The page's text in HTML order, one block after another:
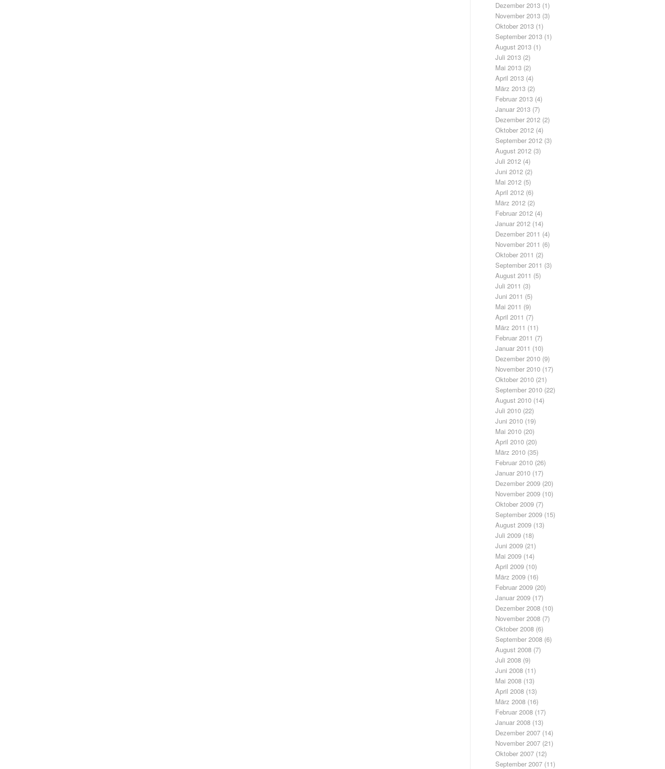
Dezember 2013 (1)
November 2013 (3)
Oktober 2013 (1)
September 2013 (1)
August 2013 (1)
Juli 2013 (2)
Mai 2013 (2)
April 2013 (4)
März 2013 (2)
Februar 2013 (4)
Januar 2013 (7)
Dezember 2012 (2)
Oktober 2012 (4)
September 2012 (3)
August 2012 (3)
Juli 2012 (4)
Juni 2012 (2)
Mai 2012 (5)
April 2012 (6)
März 2012 (2)
Februar 2012 (4)
Januar 2012 (14)
Dezember 2011 (4)
November 2011 (6)
Oktober 2011 (2)
September 2011 (3)
August 2011 (5)
Juli 2011 (3)
Juni 2011 (5)
Mai 2011 (9)
April 2011 (7)
März 2011 (11)
Februar 2011 (7)
Januar 2011 (10)
Dezember 2010 (9)
November 2010 (17)
Oktober 2010 (21)
September 2010 (22)
August 2010 (14)
Juli 2010 (22)
Juni 2010 (19)
Mai 2010 (20)
April 2010 (20)
März 2010 (35)
Februar 2010 (26)
Januar 2010 (17)
Dezember 2009 (20)
November 2009 (10)
Oktober 2009 (7)
September 2009 (15)
August 2009 (13)
Juli 2009 (18)
Juni 2009 (21)
Mai 2009 (14)
April 2009 (10)
März 2009 (16)
Februar 2009 (20)
Januar 2009 (17)
Dezember 2008 (10)
November 2008 (7)
Oktober 2008 (6)
September 2008 (6)
August 2008 (7)
Juli 2008 (9)
Juni 2008 (11)
Mai 2008 (13)
April 2008 (13)
März 2008 (16)
Februar 2008 (17)
Januar 2008 (13)
Dezember 2007 (14)
November 2007 (21)
Oktober 2007 (12)
September 2007 (11)